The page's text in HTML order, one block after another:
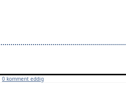
0 komment eddig